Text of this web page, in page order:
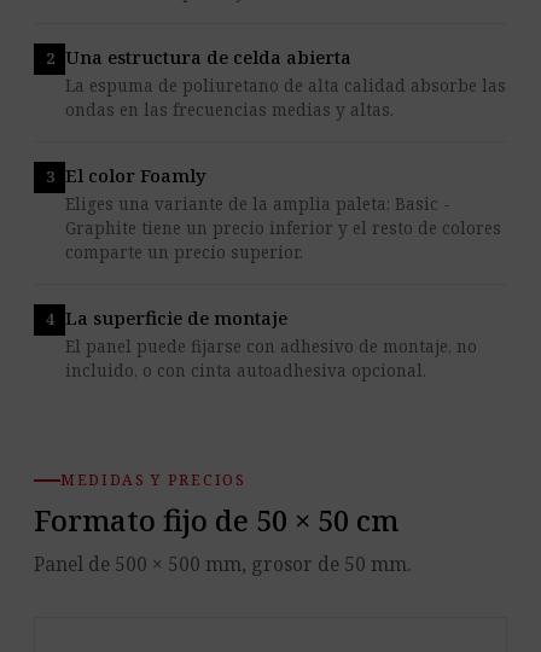
Una estructura de celda abierta
La espuma de poliuretano de alta calidad absorbe las
ondas en las frecuencias medias y altas.
El color Foamly
Eliges una variante de la amplia paleta; Basic -
Graphite tiene un precio inferior y el resto de colores
comparte un precio superior.
La superficie de montaje
El panel puede fijarse con adhesivo de montaje, no
incluido, o con cinta autoadhesiva opcional.
MEDIDAS Y PRECIOS
Formato fijo de 50 × 50 cm
Panel de 500 × 500 mm, grosor de 50 mm.